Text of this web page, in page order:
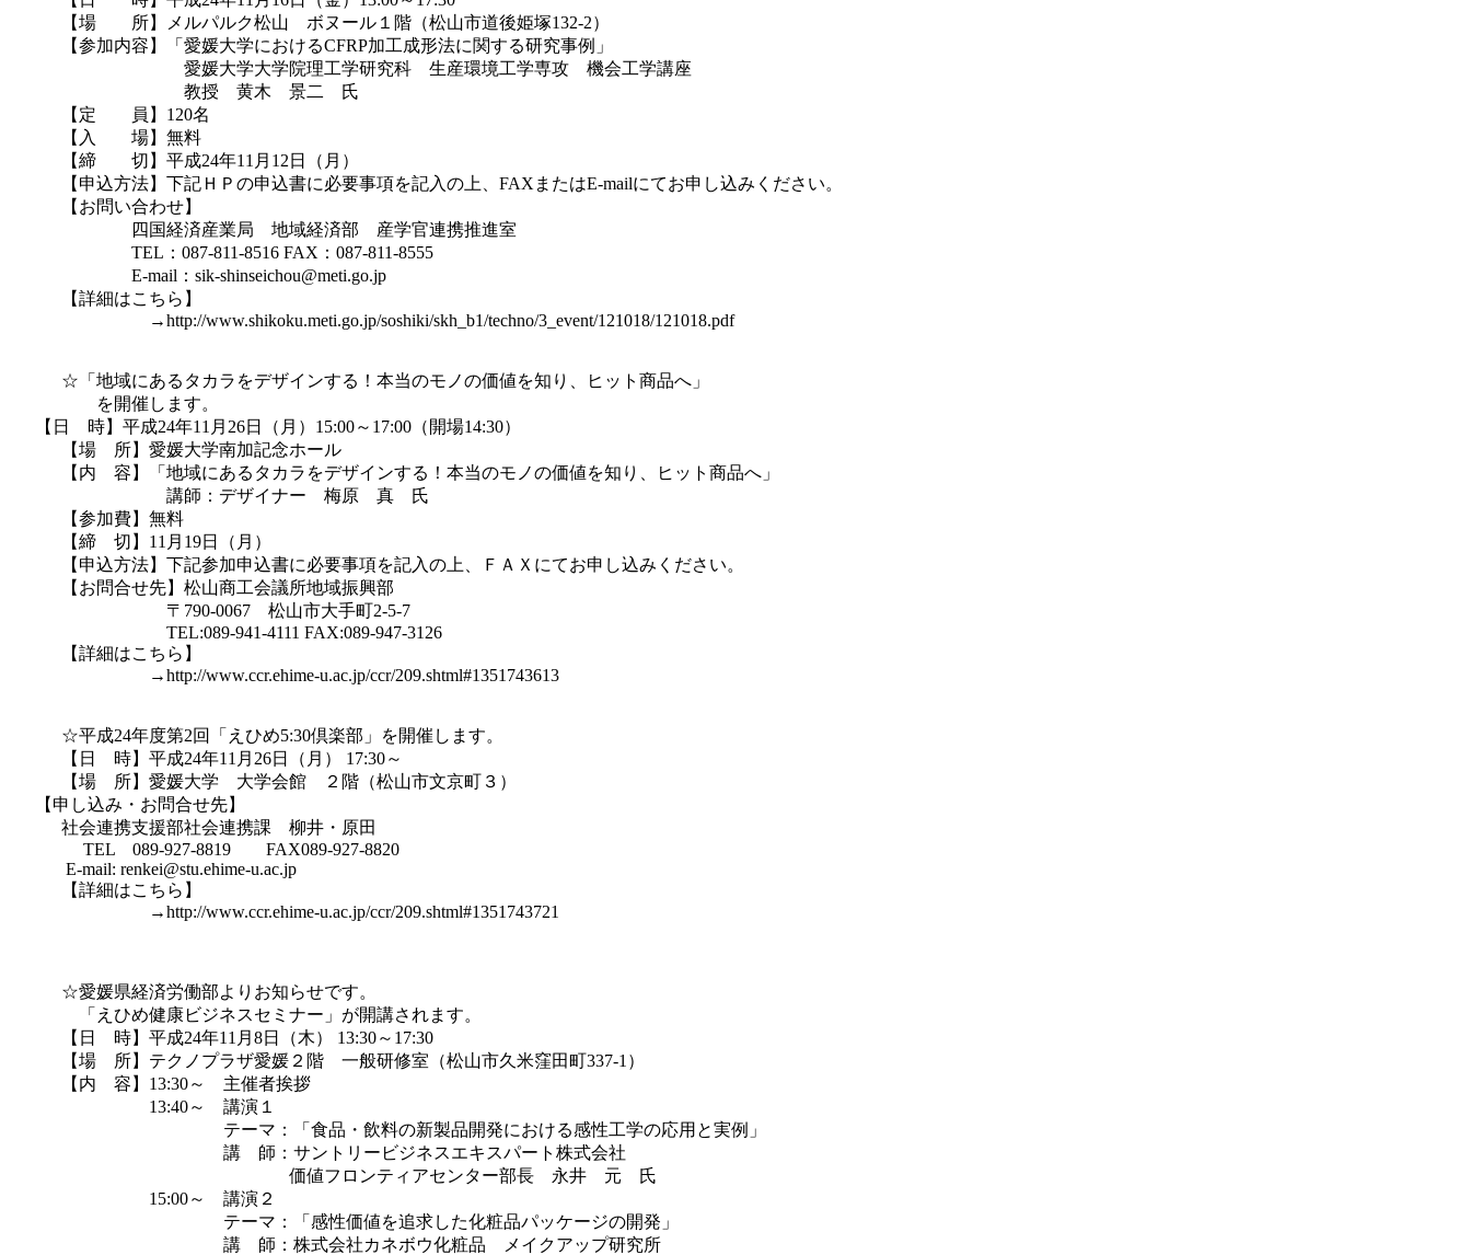
【場　　所】メルパルク松山　ボヌール１階（松山市道後姫塚132-2）
【参加内容】「愛媛大学におけるCFRP加工成形法に関する研究事例」
愛媛大学大学院理工学研究科　生産環境工学専攻　機会工学講座
教授　黄木　景二　氏
【定　　員】120名
【入　　場】無料
【締　　切】平成24年11月12日（月）
【申込方法】下記ＨＰの申込書に必要事項を記入の上、FAXまたはE-mailにてお申し込みください。
【お問い合わせ】
四国経済産業局　地域経済部　産学官連携推進室
TEL：087-811-8516 FAX：087-811-8555
E-mail：sik-shinseichou@meti.go.jp
【詳細はこちら】
→http://www.shikoku.meti.go.jp/soshiki/skh_b1/techno/3_event/121018/121018.pdf
☆「地域にあるタカラをデザインする！本当のモノの価値を知り、ヒット商品へ」
を開催します。
【場　所】愛媛大学南加記念ホール
【内　容】「地域にあるタカラをデザインする！本当のモノの価値を知り、ヒット商品へ」
講師：デザイナー　梅原　真　氏
【参加費】無料
【締　切】11月19日（月）
【申込方法】下記参加申込書に必要事項を記入の上、ＦＡＸにてお申し込みください。
【お問合せ先】松山商工会議所地域振興部
〒790-0067　松山市大手町2-5-7
TEL:089-941-4111 FAX:089-947-3126
【詳細はこちら】
→http://www.ccr.ehime-u.ac.jp/ccr/209.shtml#1351743613
☆平成24年度第2回「えひめ5:30倶楽部」を開催します。
【日　時】平成24年11月26日（月） 17:30～
【場　所】愛媛大学　大学会館　２階（松山市文京町３）
TEL　089-927-8819　　FAX089-927-8820
【詳細はこちら】
→http://www.ccr.ehime-u.ac.jp/ccr/209.shtml#1351743721
☆愛媛県経済労働部よりお知らせです。
「えひめ健康ビジネスセミナー」が開講されます。
【日　時】平成24年11月8日（木） 13:30～17:30
【場　所】テクノプラザ愛媛２階　一般研修室（松山市久米窪田町337-1）
【内　容】13:30～　主催者挨拶
13:40～　講演１
テーマ：「食品・飲料の新製品開発における感性工学の応用と実例」
講　師：サントリービジネスエキスパート株式会社
価値フロンティアセンター部長　永井　元　氏
15:00～　講演２
テーマ：「感性価値を追求した化粧品パッケージの開発」
講　師：株式会社カネボウ化粧品　メイクアップ研究所